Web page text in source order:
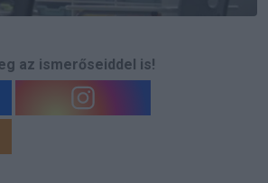
az ismerőseiddel is!